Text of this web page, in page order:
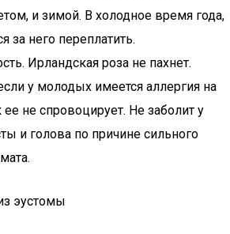
и зимой. В холодное время года,
за него переплатить.
Ирландская роза не пахнет.
у молодых имеется аллергия на
не спровоцирует. Не заболит у
и голова по причине сильного